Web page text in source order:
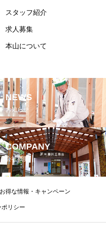
スタッフ紹介
求人募集
本山について
NEWS
お知らせ
COMPANY
会社概要
お得な情報・キャンペーン
リシー